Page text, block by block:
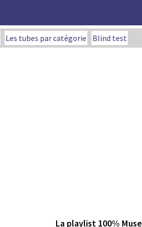
Les tubes par catégorie Blind test
La playlist 100% Muse